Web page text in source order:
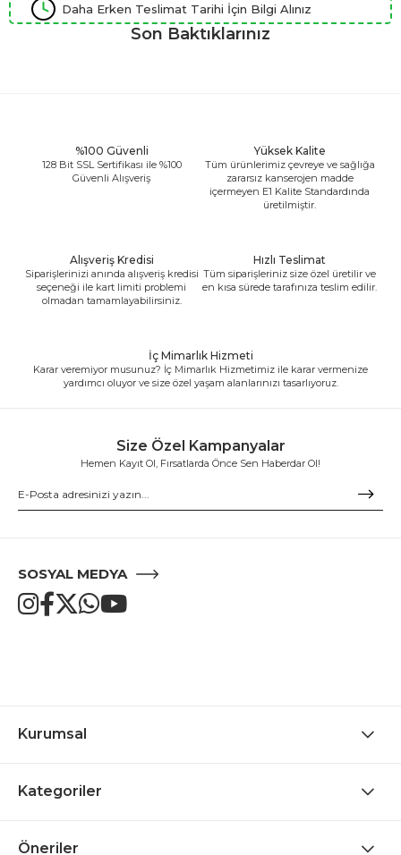
Daha Erken Teslimat Tarihi İçin Bilgi Alınız
Son Baktıklarınız
%100 Güvenli
128 Bit SSL Sertifikası ile %100
Güvenli Alışveriş
Yüksek Kalite
Tüm ürünlerimiz çevreye ve sağlığa
zararsız kanserojen madde
içermeyen E1 Kalite Standardında
üretilmiştir.
Alışveriş Kredisi
Siparişlerinizi anında alışveriş kredisi
seçeneği ile kart limiti problemi
olmadan tamamlayabilirsiniz.
Hızlı Teslimat
Tüm siparişleriniz size özel üretilir ve
en kısa sürede tarafınıza teslim edilir.
İç Mimarlık Hizmeti
Karar veremiyor musunuz? İç Mimarlık Hizmetimiz ile karar vermenize
yardımcı oluyor ve size özel yaşam alanlarınızı tasarlıyoruz.
Size Özel Kampanyalar
Hemen Kayıt Ol, Fırsatlarda Önce Sen Haberdar Ol!
SOSYAL MEDYA
Kurumsal
Kategoriler
Öneriler